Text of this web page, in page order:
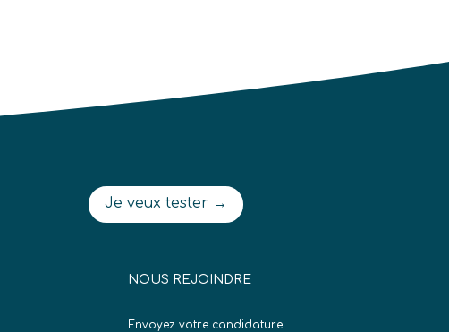
Je veux tester →
NOUS REJOINDRE
Envoyez votre candidature